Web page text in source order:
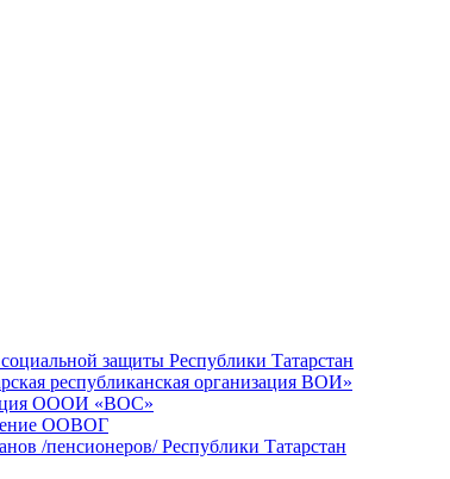
защиты Республики Татарстан
республиканская организация ВОИ»
ОООИ «ВОС»
ООВОГ
/пенсионеров/ Республики Татарстан